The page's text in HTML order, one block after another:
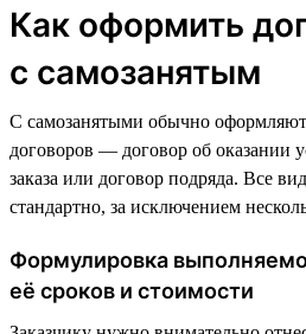
Как оформить
с самозанятым
С самозанятыми обычно
договоров — договор об оказании
заказа или договор подряда. Все
стандартно, за исключением
Формулировка
её сроков и стоимости